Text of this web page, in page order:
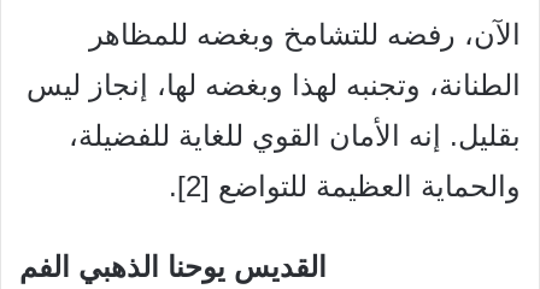
الآن، رفضه للتشامخ وبغضه للمظاهر
الطنانة، وتجنبه لهذا وبغضه لها، إنجاز ليس
بقليل. إنه الأمان القوي للغاية للفضيلة،
والحماية العظيمة للتواضع [2].
القديس يوحنا الذهبي الفم